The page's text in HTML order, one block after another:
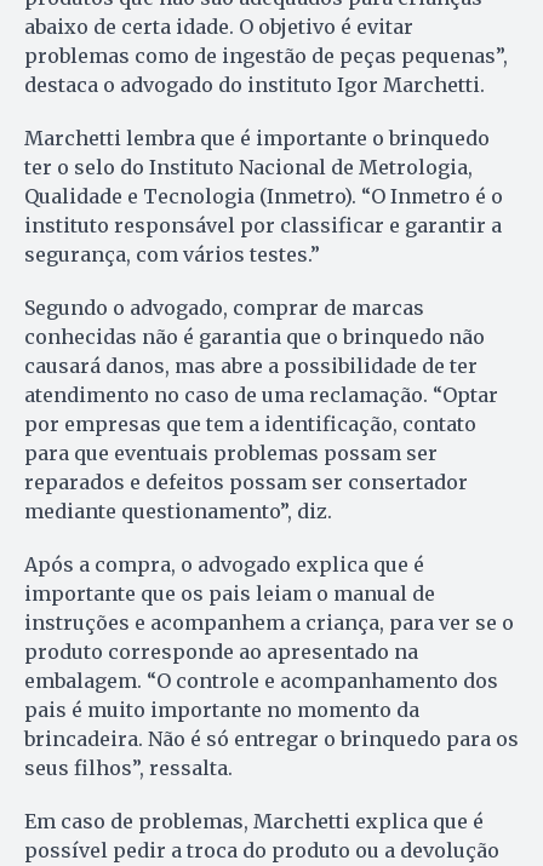
abaixo de certa idade. O objetivo é evitar
problemas como de ingestão de peças pequenas”,
destaca o advogado do instituto Igor Marchetti.
Marchetti lembra que é importante o brinquedo
ter o selo do Instituto Nacional de Metrologia,
Qualidade e Tecnologia (Inmetro). “O Inmetro é o
instituto responsável por classificar e garantir a
segurança, com vários testes.”
Segundo o advogado, comprar de marcas
conhecidas não é garantia que o brinquedo não
causará danos, mas abre a possibilidade de ter
atendimento no caso de uma reclamação. “Optar
por empresas que tem a identificação, contato
para que eventuais problemas possam ser
reparados e defeitos possam ser consertador
mediante questionamento”, diz.
Após a compra, o advogado explica que é
importante que os pais leiam o manual de
instruções e acompanhem a criança, para ver se o
produto corresponde ao apresentado na
embalagem. “O controle e acompanhamento dos
pais é muito importante no momento da
brincadeira. Não é só entregar o brinquedo para os
seus filhos”, ressalta.
Em caso de problemas, Marchetti explica que é
possível pedir a troca do produto ou a devolução